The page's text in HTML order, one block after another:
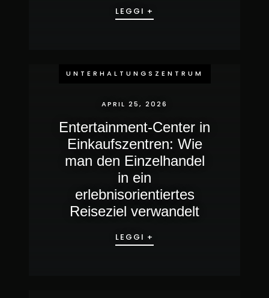
LEGGI +
UNTERHALTUNGSZENTRUM
APRIL 25, 2026
Entertainment-Center in
Einkaufszentren: Wie
man den Einzelhandel
in ein
erlebnisorientiertes
Reiseziel verwandelt
LEGGI +